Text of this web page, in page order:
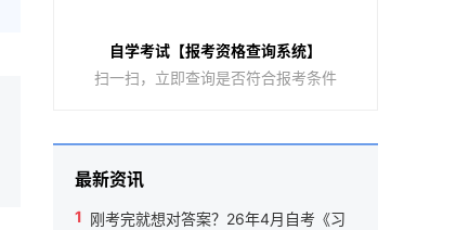
自学考试【报考资格查询系统】
扫一扫，立即查询是否符合报考条件
最新资讯
1 刚考完就想对答案？26年4月自考《习